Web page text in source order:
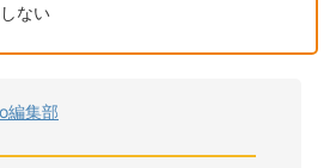
ない
編集部